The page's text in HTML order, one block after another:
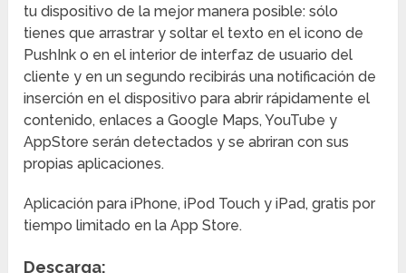
tu dispositivo de la mejor manera posible: sólo
tienes que arrastrar y soltar el texto en el icono de
PushInk o en el interior de interfaz de usuario del
cliente y en un segundo recibirás una notificación de
inserción en el dispositivo para abrir rápidamente el
contenido, enlaces a Google Maps, YouTube y
AppStore serán detectados y se abriran con sus
propias aplicaciones.
Aplicación para iPhone, iPod Touch y iPad, gratis por
tiempo limitado en la App Store.
Descarga: